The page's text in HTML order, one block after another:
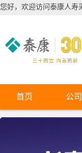
您好，欢迎访问泰康人寿
首页 公